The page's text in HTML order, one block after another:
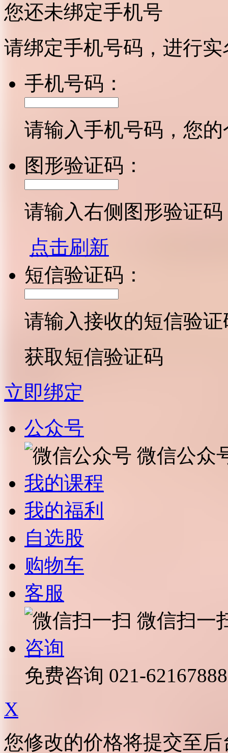
您还未绑定手机号
请绑定手机号码，进行
手机号码：
请输入手机号码，您
图形验证码：
请输入右侧图形验证码
点击刷新
短信验证码：
请输入接收的短信验证
获取短信验证码
立即绑定
公众号
微信公众
我的课程
我的福利
自选股
购物车
客服
微信扫一
咨询
免费咨询 021-62167888
X
您修改的价格将提交至